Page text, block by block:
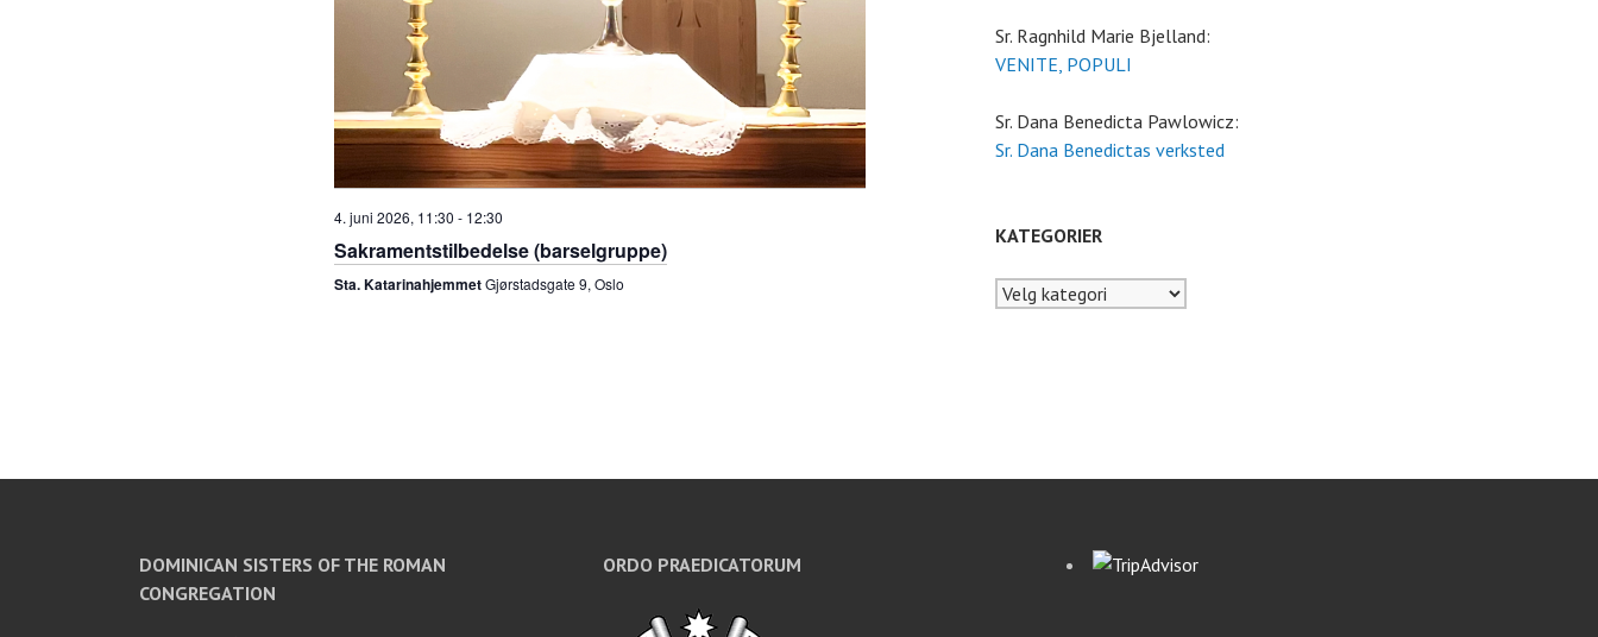
v
i
g
4. juni 2026, 11:30 - 12:30
Sakramentstilbedelse (barselgruppe)
Sta. KatarinahjemmetGjørstadsgate 9, Oslo
Sr. Ragnhild Marie Bjelland:
VENITE, POPULI
Sr. Dana Benedicta Pawlowicz:
Sr. Dana Benedictas verksted
KATEGORIER
Kategorier
DOMINICAN SISTERS OF THE ROMAN
CONGREGATION
ORDO PRAEDICATORUM